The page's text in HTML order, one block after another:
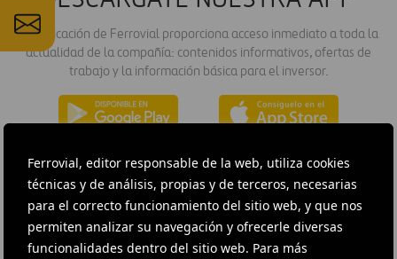
Ferrovial, editor responsable de la web, utiliza cookies
técnicas y de análisis, propias y de terceros, necesarias
para el correcto funcionamiento del sitio web, y que nos
permiten analizar su navegación y ofrecerle diversas
funcionalidades dentro del sitio web. Para más
La aplicación de Ferrovial proporciona acceso inmediato a toda la
actualidad de la compañía: contenidos informativos, ofertas de
trabajo y la información básica para el inversor.